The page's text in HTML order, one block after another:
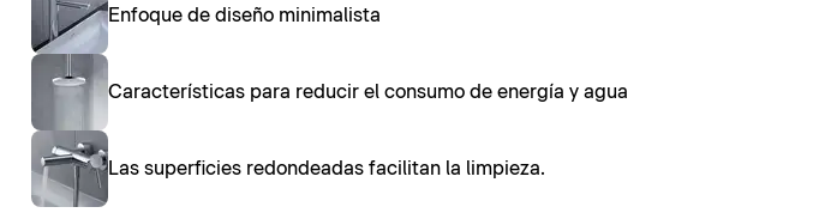
Enfoque de diseño minimalista
Características para reducir el consumo de energía y agua
Las superficies redondeadas facilitan la limpieza.